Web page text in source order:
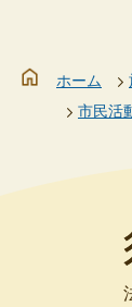
ホーム
市民活